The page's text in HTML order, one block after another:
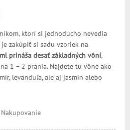
ktorí si jednoducho nevedia
zakúpiť si sadu vzoriek na
prináša desať základných vôní,
1 – 2 prania. Nájdete tu vône ako
levanduľa, ale aj jasmín alebo
Nakupovanie